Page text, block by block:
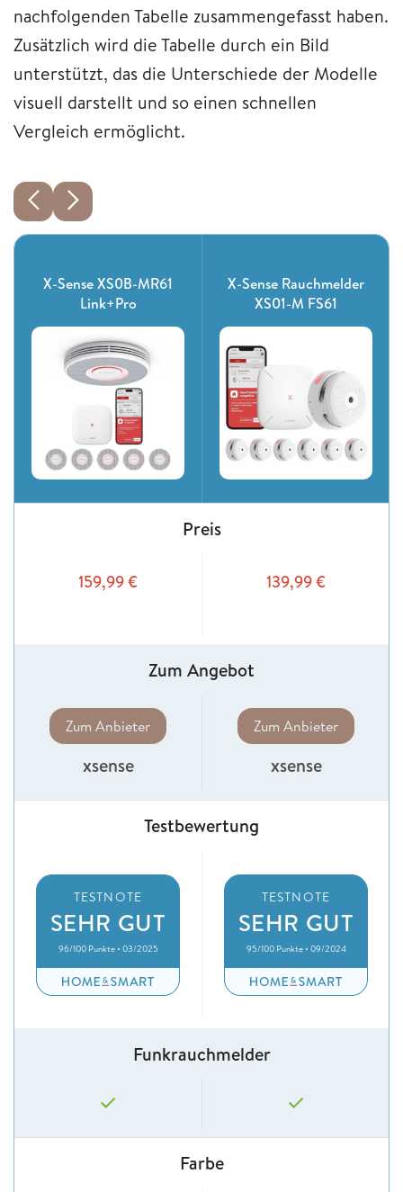
nachfolgenden Tabelle zusammengefasst haben.
Zusätzlich wird die Tabelle durch ein Bild
unterstützt, das die Unterschiede der Modelle
visuell darstellt und so einen schnellen
Vergleich ermöglicht.
X-Sense XS0B-MR61
Link+Pro
X-Sense Rauchmelder
XS01-M FS61
Preis
159,99€ 139,99€
Zum Angebot
Zum Anbieter
xsense
Zum Anbieter
xsense
Testbewertung
TESTNOTE
SEHR GUT
96/100 Punkte • 03/2025
TESTNOTE
SEHR GUT
95/100 Punkte • 09/2024
Funkrauchmelder
Farbe